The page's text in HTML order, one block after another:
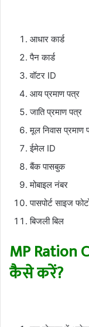
आधार कार्ड
पैन कार्ड
वॉटर ID
आय प्रमाण पत्र
जाति प्रमाण पत्र
मूल निवास प्रमाण
ईमेल ID
बैंक पासबुक
मोबाइल नंबर
पासपोर्ट साइज
बिजली बिल
MP Ration
कैसे करें?